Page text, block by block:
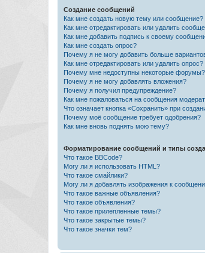
Создание сообщений
Как мне создать новую тему или сообщение?
Как мне отредактировать или удалить
Как мне добавить подпись к своему
Как мне создать опрос?
Почему я не могу добавить больше
Как мне отредактировать или удалить опрос?
Почему мне недоступны некоторые форумы?
Почему я не могу добавлять вложения?
Почему я получил предупреждение?
Как мне пожаловаться на сообщения
Что означает кнопка «Сохранить» при
Почему моё сообщение требует одобрения?
Как мне вновь поднять мою тему?
Форматирование сообщений и типы
Что такое BBCode?
Могу ли я использовать HTML?
Что такое смайлики?
Могу ли я добавлять изображения к
Что такое важные объявления?
Что такое объявления?
Что такое прилепленные темы?
Что такое закрытые темы?
Что такое значки тем?